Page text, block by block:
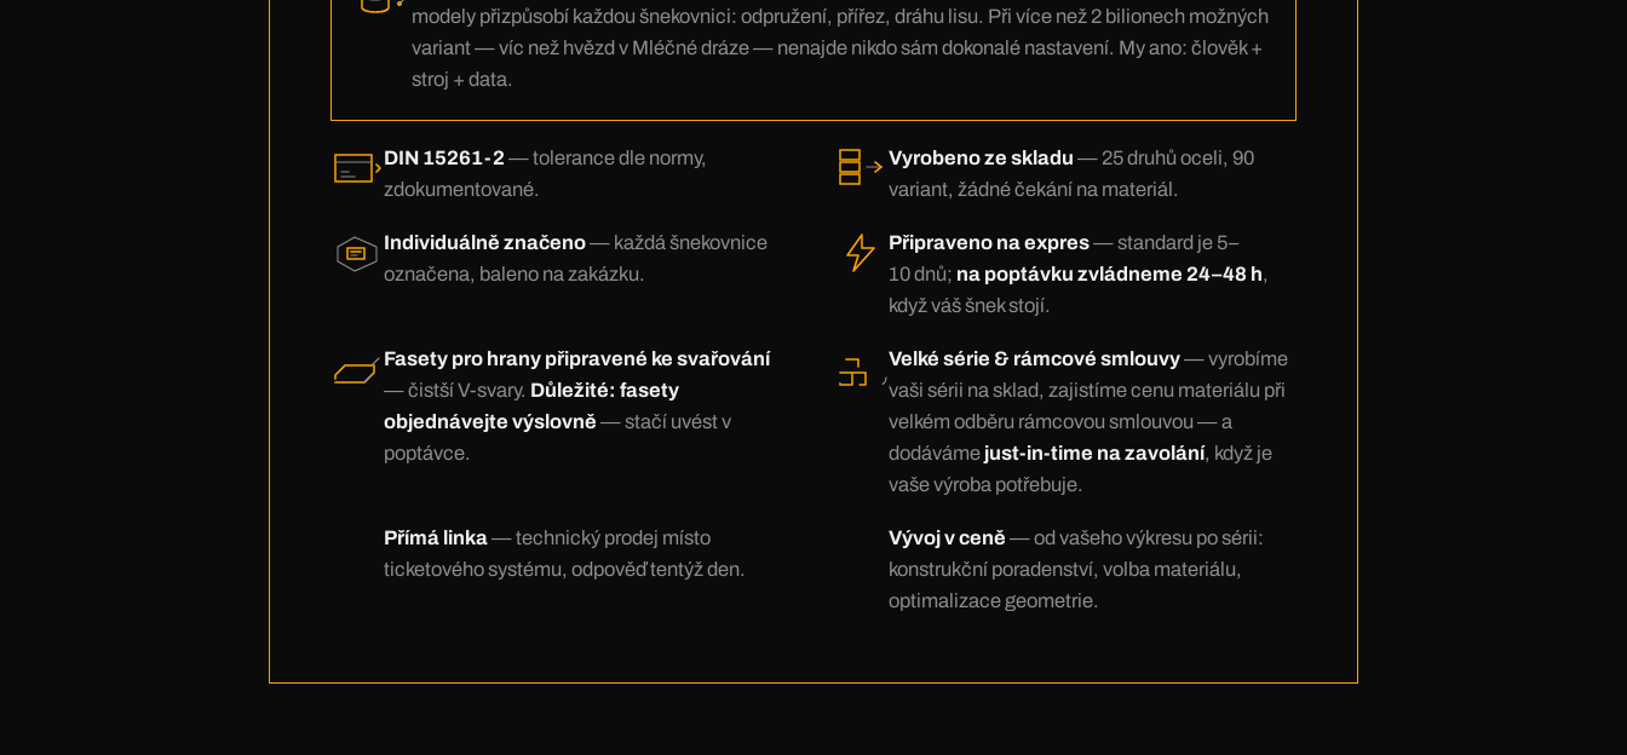
modely přizpůsobí každou šnekovnici: odpružení, přířez, dráhu lisu. Při více než 2 bilionech možných
variant — víc než hvězd v Mléčné dráze — nenajde nikdo sám dokonalé nastavení. My ano: člověk +
stroj + data.
DIN 15261-2 — tolerance dle normy,
zdokumentované.
Vyrobeno ze skladu — 25 druhů oceli, 90
variant, žádné čekání na materiál.
Individuálně značeno— každá šnekovnice
označena, baleno na zakázku.
Připraveno na expres— standard je 5–
10 dnů; na poptávku zvládneme 24–48 h,
když váš šnek stojí.
Fasety pro hrany připravené ke svařování
— čistší V-svary. Důležité: fasety
objednávejte výslovně — stačí uvést v
poptávce.
Velké série & rámcové smlouvy— vyrobíme
vaši sérii na sklad, zajistíme cenu materiálu při
velkém odběru rámcovou smlouvou — a
dodáváme just-in-time na zavolání, když je
vaše výroba potřebuje.
Přímá linka— technický prodej místo
ticketového systému, odpověď tentýž den.
Vývoj v ceně — od vašeho výkresu po sérii:
konstrukční poradenství, volba materiálu,
optimalizace geometrie.